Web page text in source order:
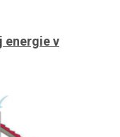
energie v